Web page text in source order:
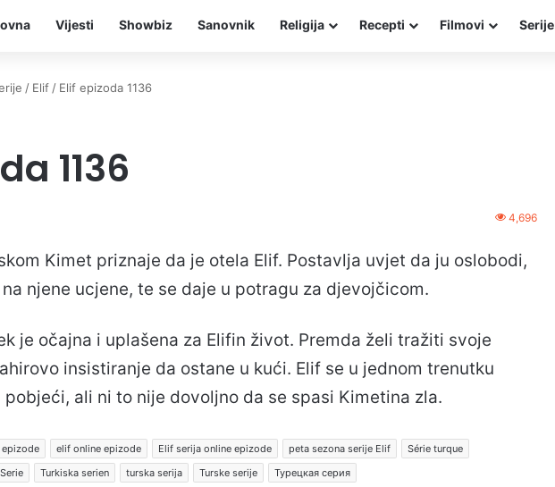
Vijesti Showbiz Sanovnik Religija Recepti Filmovi Serije
/ Elif / Elif epizoda 1136
1136
4,696
Kimet priznaje da je otela Elif. Postavlja uvjet da ju oslobodi,
njene ucjene, te se daje u potragu za djevojčicom.
je očajna i uplašena za Elifin život. Premda želi tražiti svoje
insistiranje da ostane u kući. Elif se u jednom trenutku
ali ni to nije dovoljno da se spasi Kimetina zla.
elif online epizode Elif serija online epizode peta sezona serije Elif
Série turque
Turkiska serien turska serija Turske serije Турецкая серия